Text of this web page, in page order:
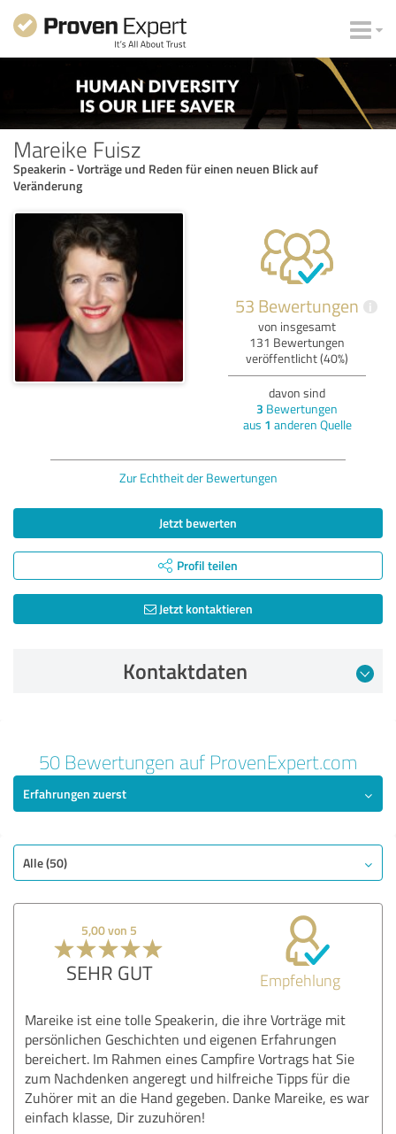
Mareike Fuisz
Speakerin - Vorträge und Reden für einen neuen Blick auf
Veränderung
53 Bewertungen i
von insgesamt
131 Bewertungen
veröffentlicht (40%)
davon sind
3 Bewertungen
aus 1 anderen Quelle
Zur Echtheit der Bewertungen
Jetzt bewerten
Profil teilen
Jetzt kontaktieren
Kontaktdaten
5,00 von 5
Qualität
Nutzen
Bewertung anzeigen
50 Bewertungen auf ProvenExpert.com
Erfahrungen zuerst
Alle (50)
5,00 von 5
SEHR GUT Empfehlung
Mareike ist eine tolle Speakerin, die ihre Vorträge mit
persönlichen Geschichten und eigenen Erfahrungen
bereichert. Im Rahmen eines Campfire Vortrags hat Sie
zum Nachdenken angeregt und hilfreiche Tipps für die
Zuhörer mit an die Hand gegeben. Danke Mareike, es war
einfach klasse, Dir zuzuhören!